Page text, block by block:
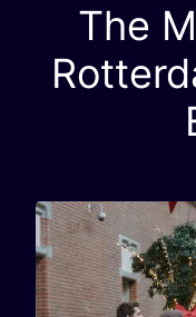
The